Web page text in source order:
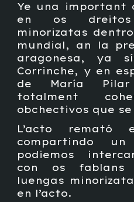
Ye una important
en os dreitos
minorizatas
mundial, an la
aragonesa, ya
Corrinche, y en
de María Pilar
totalment
obchectivos que
L’acto remató
compartindo
podiemos
con os
luengas
en l’acto.